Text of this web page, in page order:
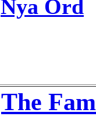
Nya Ord
The